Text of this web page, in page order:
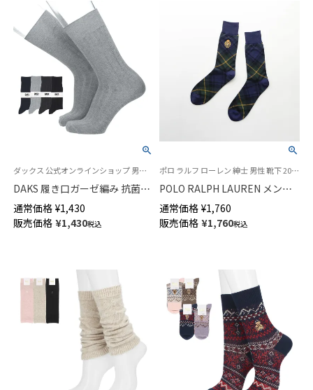
ダックス 公式オンラインショップ 男性 靴下
DAKS 履き口ガーゼ編み 抗菌防
臭 ビジネスソックス エクステ
ンドヒール 無地 リブ クルー丈
メンズ 小寸 大寸 02502717
通常価格 ¥1,430
販売価格 ¥1,430税込
ポロ ラルフ ローレン 紳士 男性 靴下 2024FW
POLO RALPH LAUREN メンズ
エンブレム タータンチェック柄
クルー丈 ソックス 92012010
通常価格 ¥1,760
販売価格 ¥1,760税込